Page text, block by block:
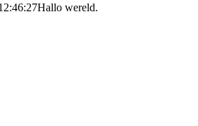
Hallo wereld.